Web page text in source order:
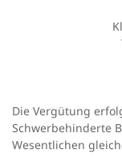
Die Vergütung
Schwerbehinderte
Wesentlichen